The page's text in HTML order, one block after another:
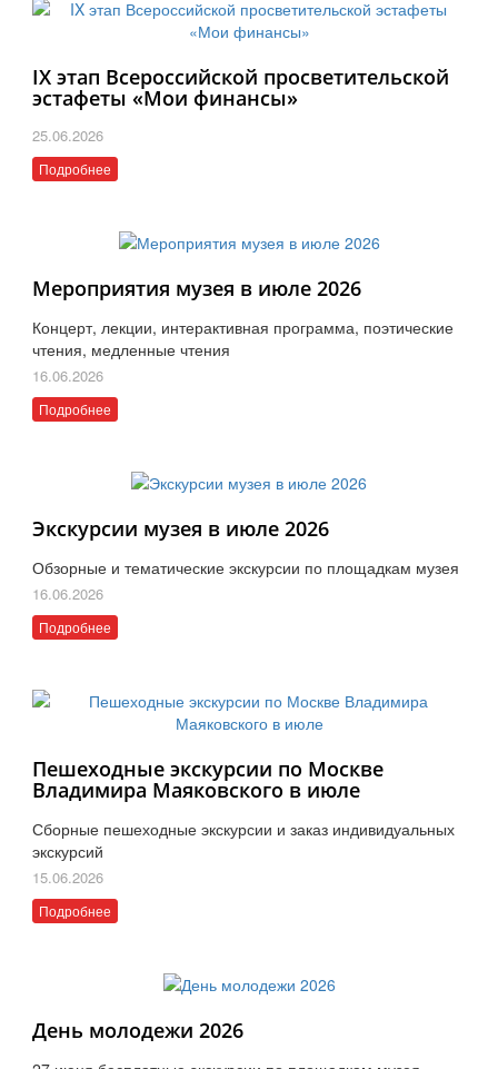
IX этап Всероссийской просветительской
эстафеты «Мои финансы»
25.06.2026
Подробнее
Мероприятия музея в июле 2026
Концерт, лекции, интерактивная программа, поэтические
чтения, медленные чтения
16.06.2026
Подробнее
Экскурсии музея в июле 2026
Обзорные и тематические экскурсии по площадкам музея
16.06.2026
Подробнее
Пешеходные экскурсии по Москве
Владимира Маяковского в июле
Сборные пешеходные экскурсии и заказ индивидуальных
экскурсий
15.06.2026
Подробнее
День молодежи 2026